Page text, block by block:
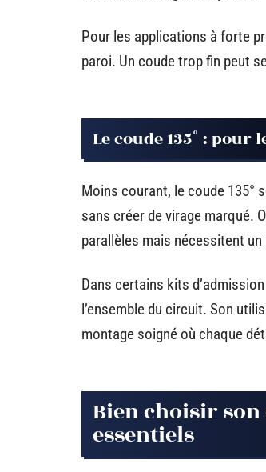
Pour les applications à forte
paroi. Un coude trop fin peut
Le coude 135° : pour
Moins courant, le coude 135°
sans créer de virage marqué.
parallèles mais nécessitent
Dans certains kits
l’ensemble du circuit. Son
montage soigné où chaque
Bien choisir
essentiels